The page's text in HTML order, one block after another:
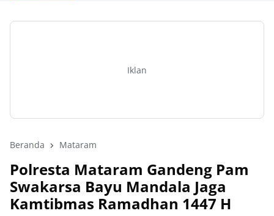
Iklan
Beranda Mataram
Polresta Mataram Gandeng Pam
Swakarsa Bayu Mandala Jaga
Kamtibmas Ramadhan 1447 H